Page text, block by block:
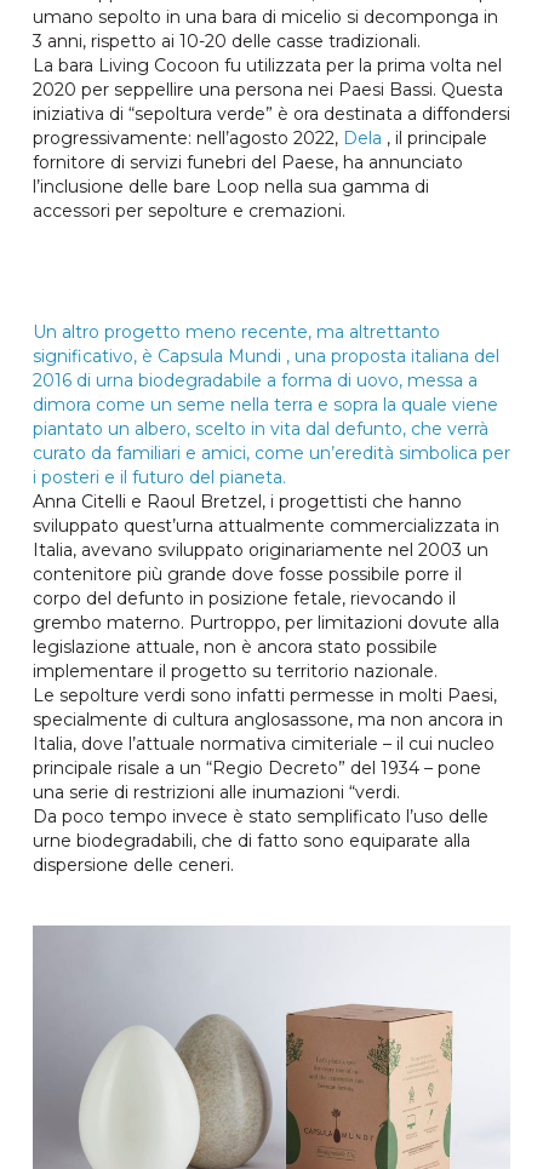
umano sepolto in una bara di micelio si decomponga in
3 anni, rispetto ai 10-20 delle casse tradizionali.
La bara Living Cocoon fu utilizzata per la prima volta nel
2020 per seppellire una persona nei Paesi Bassi. Questa
iniziativa di “sepoltura verde” è ora destinata a diffondersi
progressivamente: nell’agosto 2022, Dela , il principale
fornitore di servizi funebri del Paese, ha annunciato
l’inclusione delle bare Loop nella sua gamma di
accessori per sepolture e cremazioni.
Un altro progetto meno recente, ma altrettanto
significativo, è Capsula Mundi , una proposta italiana del
2016 di urna biodegradabile a forma di uovo, messa a
dimora come un seme nella terra e sopra la quale viene
piantato un albero, scelto in vita dal defunto, che verrà
curato da familiari e amici, come un’eredità simbolica per
i posteri e il futuro del pianeta.
Anna Citelli e Raoul Bretzel, i progettisti che hanno
sviluppato quest’urna attualmente commercializzata in
Italia, avevano sviluppato originariamente nel 2003 un
contenitore più grande dove fosse possibile porre il
corpo del defunto in posizione fetale, rievocando il
grembo materno. Purtroppo, per limitazioni dovute alla
legislazione attuale, non è ancora stato possibile
implementare il progetto su territorio nazionale.
Le sepolture verdi sono infatti permesse in molti Paesi,
specialmente di cultura anglosassone, ma non ancora in
Italia, dove l’attuale normativa cimiteriale – il cui nucleo
principale risale a un “Regio Decreto” del 1934 – pone
una serie di restrizioni alle inumazioni “verdi.
Da poco tempo invece è stato semplificato l’uso delle
urne biodegradabili, che di fatto sono equiparate alla
dispersione delle ceneri.